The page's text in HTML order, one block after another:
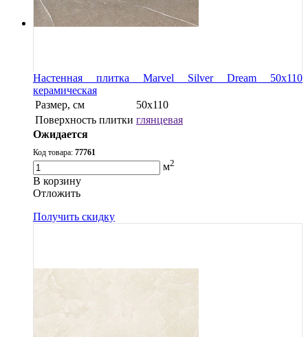
Настенная плитка Marvel Silver Dream 50x110
керамическая
Размер, см
50x110
Поверхность плитки глянцевая
Ожидается
Код товара: 77761
м2
В корзину
Oтложить
Получить скидку